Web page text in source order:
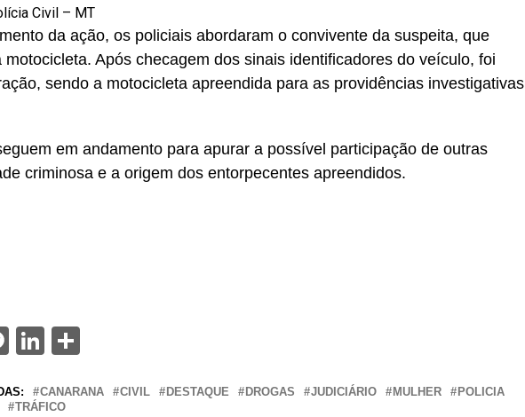
Civil – MT
da ação, os policiais abordaram o convivente da suspeita, que
Após checagem dos sinais identificadores do veículo, foi
sendo a motocicleta apreendida para as providências investigativas
em andamento para apurar a possível participação de outras
criminosa e a origem dos entorpecentes apreendidos.
Messenger
LinkedIn
CANARANA CIVIL DESTAQUE DROGAS JUDICIÁRIO MULHER
POLICIA
TRÁFICO